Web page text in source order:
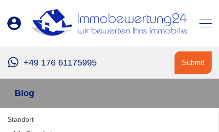
+49 176 61175995 Submit
Blog
Standort